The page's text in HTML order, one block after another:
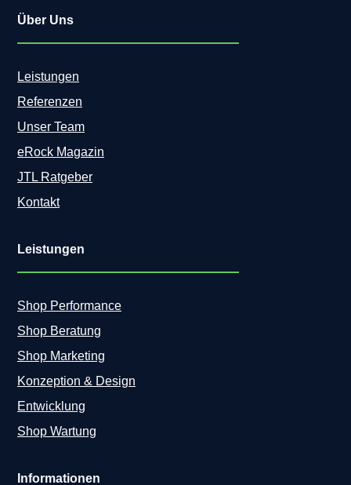
Über Uns
Leistungen
Referenzen
Unser Team
eRock Magazin
JTL Ratgeber
Kontakt
Leistungen
Shop Performance
Shop Beratung
Shop Marketing
Konzeption & Design
Entwicklung
Shop Wartung
Informationen